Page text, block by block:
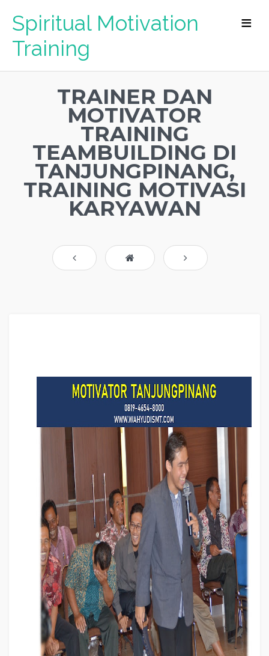
Spiritual Motivation
Training
TRAINER DAN
MOTIVATOR
TRAINING
TEAMBUILDING DI
TANJUNGPINANG,
TRAINING MOTIVASI
KARYAWAN